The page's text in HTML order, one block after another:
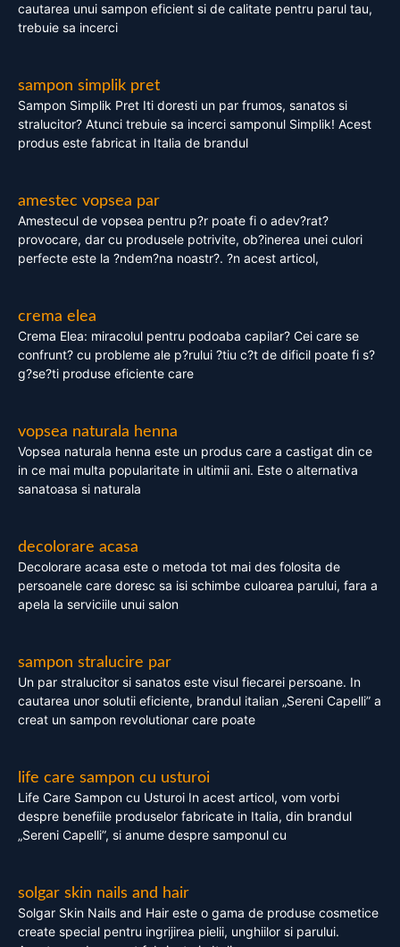
cautarea unui sampon eficient si de calitate pentru parul tau,
trebuie sa incerci
sampon simplik pret
Sampon Simplik Pret Iti doresti un par frumos, sanatos si
stralucitor? Atunci trebuie sa incerci samponul Simplik! Acest
produs este fabricat in Italia de brandul
amestec vopsea par
Amestecul de vopsea pentru p?r poate fi o adev?rat?
provocare, dar cu produsele potrivite, ob?inerea unei culori
perfecte este la ?ndem?na noastr?. ?n acest articol,
crema elea
Crema Elea: miracolul pentru podoaba capilar? Cei care se
confrunt? cu probleme ale p?rului ?tiu c?t de dificil poate fi s?
g?se?ti produse eficiente care
vopsea naturala henna
Vopsea naturala henna este un produs care a castigat din ce
in ce mai multa popularitate in ultimii ani. Este o alternativa
sanatoasa si naturala
decolorare acasa
Decolorare acasa este o metoda tot mai des folosita de
persoanele care doresc sa isi schimbe culoarea parului, fara a
apela la serviciile unui salon
sampon stralucire par
Un par stralucitor si sanatos este visul fiecarei persoane. In
cautarea unor solutii eficiente, brandul italian „Sereni Capelli” a
creat un sampon revolutionar care poate
life care sampon cu usturoi
Life Care Sampon cu Usturoi In acest articol, vom vorbi
despre benefiile produselor fabricate in Italia, din brandul
„Sereni Capelli”, si anume despre samponul cu
solgar skin nails and hair
Solgar Skin Nails and Hair este o gama de produse cosmetice
create special pentru ingrijirea pielii, unghiilor si parului.